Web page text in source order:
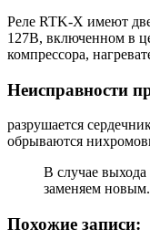
Реле RTK-X имеют
127В, включенном в
компрессора,
Неисправности
разрушается
обрываются
В случае выхода
заменяем новым.
Похожие записи: